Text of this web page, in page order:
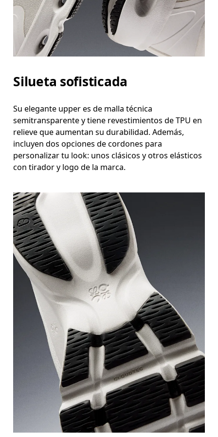
Silueta sofisticada
Su elegante upper es de malla técnica
semitransparente y tiene revestimientos de TPU en
relieve que aumentan su durabilidad. Además,
incluyen dos opciones de cordones para
personalizar tu look: unos clásicos y otros elásticos
con tirador y logo de la marca.